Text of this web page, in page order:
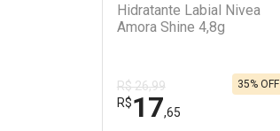
Hidratante Labial Nivea
Amora Shine 4,8g
R$ 26,99
R$17,65
35% OFF